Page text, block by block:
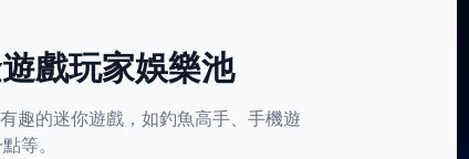
戲玩家娛樂池
趣的迷你遊戲，如釣魚高手、手機遊
等。